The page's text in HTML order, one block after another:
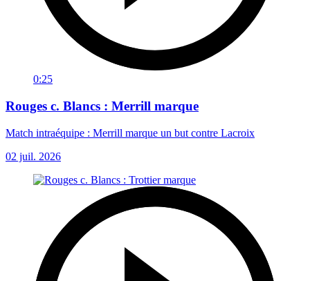
0:25
Rouges c. Blancs : Merrill marque
Match intraéquipe : Merrill marque un but contre Lacroix
02 juil. 2026